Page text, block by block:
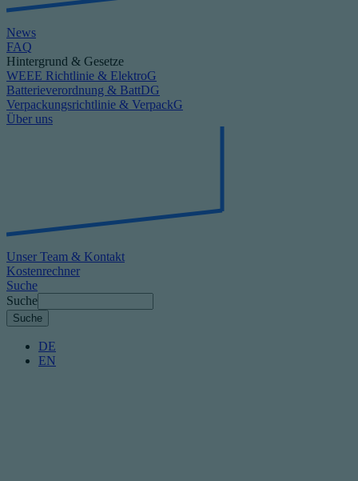
News
FAQ
Hintergrund & Gesetze
WEEE Richtlinie & ElektroG
Batterieverordnung & BattDG
Verpackungsrichtlinie & VerpackG
Über uns
Unser Team & Kontakt
Kostenrechner
Suche
Suche
DE
EN